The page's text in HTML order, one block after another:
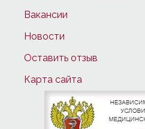
Вакансии
Новости
Оставить отзыв
Карта сайта